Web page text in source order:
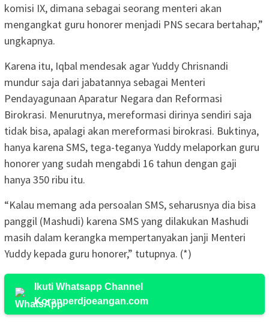
komisi IX, dimana sebagai seorang menteri akan
mengangkat guru honorer menjadi PNS secara bertahap,”
ungkapnya.
Karena itu, Iqbal mendesak agar Yuddy Chrisnandi
mundur saja dari jabatannya sebagai Menteri
Pendayagunaan Aparatur Negara dan Reformasi
Birokrasi. Menurutnya, mereformasi dirinya sendiri saja
tidak bisa, apalagi akan mereformasi birokrasi. Buktinya,
hanya karena SMS, tega-teganya Yuddy melaporkan guru
honorer yang sudah mengabdi 16 tahun dengan gaji
hanya 350 ribu itu.
“Kalau memang ada persoalan SMS, seharusnya dia bisa
panggil (Mashudi) karena SMS yang dilakukan Mashudi
masih dalam kerangka mempertanyakan janji Menteri
Yuddy kepada guru honorer,” tutupnya. (*)
Ikuti Whatsapp Channel
Koranperdjoeangan.com